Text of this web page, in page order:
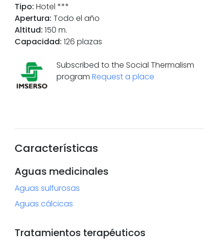
Tipo: Hotel ***
Apertura: Todo el año
Altitud: 150 m.
Capacidad: 126 plazas
Subscribed to the Social Thermalism
program Request a place
Características
Aguas medicinales
Aguas sulfurosas
Aguas cálcicas
Tratamientos terapéuticos